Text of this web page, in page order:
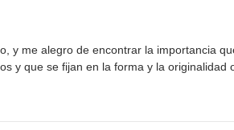
y me alegro de encontrar la importancia
y que se fijan en la forma y la originalidad